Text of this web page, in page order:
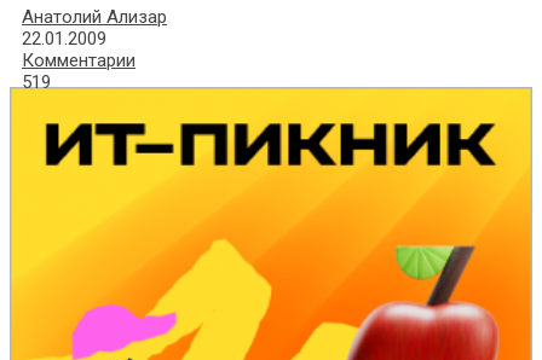
Анатолий Ализар
22.01.2009
Комментарии
519